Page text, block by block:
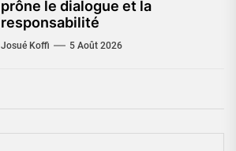
prône le dialogue et la
responsabilité
Josué Koffi 5 Août 2026